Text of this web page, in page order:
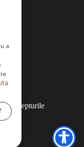
drepturile
a